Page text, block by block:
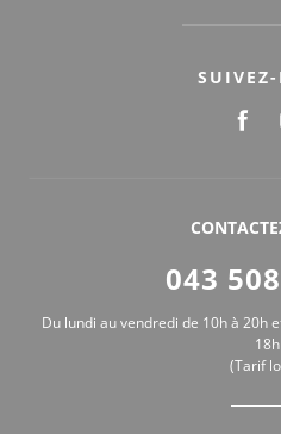
SUIVEZ-
043
Du lundi au vendredi de 10h à 20h
18h
(Tarif